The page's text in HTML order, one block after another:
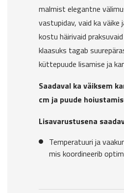
malmist elegantne
vastupidav, vaid ka väike
kostu häirivaid
klaasuks tagab
küttepuude lisamise ja
Saadaval ka väiksem
cm ja puude
Lisavarustusena
Temperatuuri ja
mis koordineerib